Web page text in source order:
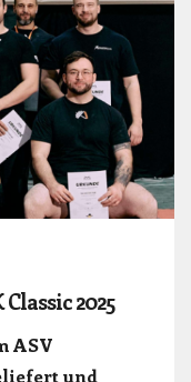
2025
ASV
und